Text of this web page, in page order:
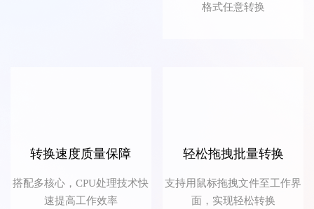
格式任意转换
转换速度质量保障
搭配多核心，CPU处理技术快
速提高工作效率
轻松拖拽批量转换
支持用鼠标拖拽文件至工作界
面，实现轻松转换
迟迟语0_o